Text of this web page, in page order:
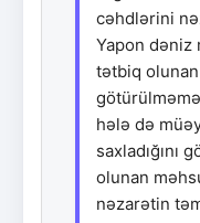
cəhdlərini
Yapon dəniz
tətbiq olunan
hələ də
saxladığını
olunan
nəzarətin